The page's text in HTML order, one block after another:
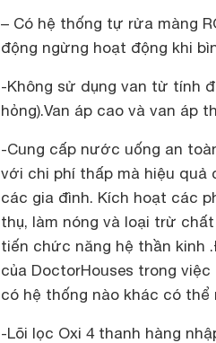
– Có hệ thống tự rửa màng
động ngừng hoạt động khi
-Không sử dụng van từ tính
hỏng).Van áp cao và van áp
-Cung cấp nước uống an
với chi phí thấp mà hiệu quả
các gia đình. Kích hoạt các
thụ, làm nóng và loại trừ
tiến chức năng hệ thần kinh
của DoctorHouses trong
có hệ thống nào khác có
-Lõi lọc Oxi 4 thanh hàng